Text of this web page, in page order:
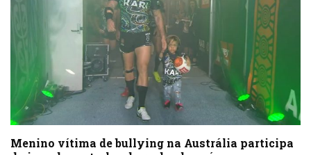
Menino vítima de bullying na Austrália participa